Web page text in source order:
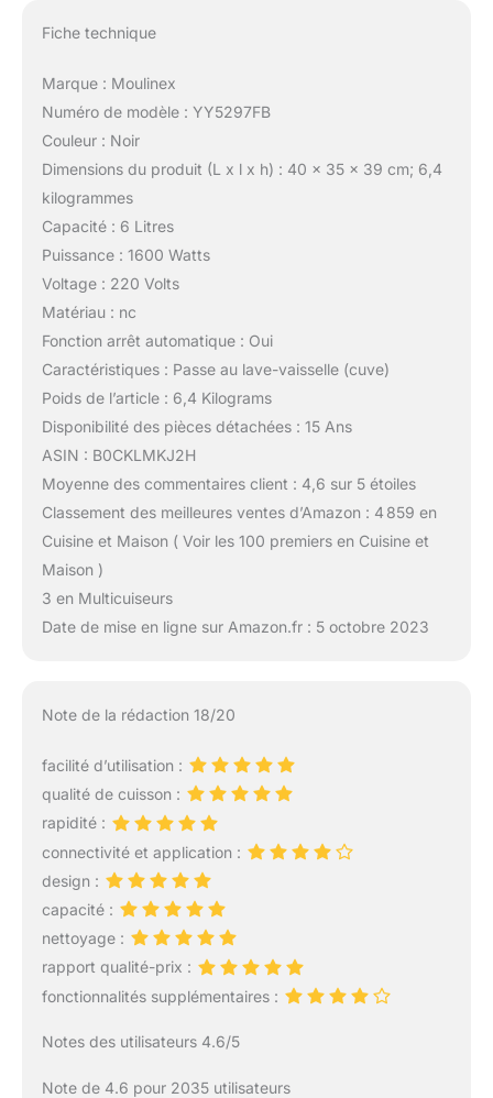
Fiche technique
Marque : Moulinex
Numéro de modèle : YY5297FB
Couleur : Noir
Dimensions du produit (L x l x h) : 40 x 35 x 39 cm; 6,4
kilogrammes
Capacité : 6 Litres
Puissance : 1600 Watts
Voltage : 220 Volts
Matériau : nc
Fonction arrêt automatique : Oui
Caractéristiques : Passe au lave-vaisselle (cuve)
Poids de l’article : 6,4 Kilograms
Disponibilité des pièces détachées : 15 Ans
ASIN : B0CKLMKJ2H
Moyenne des commentaires client : 4,6 sur 5 étoiles
Classement des meilleures ventes d’Amazon : 4 859 en
Cuisine et Maison ( Voir les 100 premiers en Cuisine et
Maison )
3 en Multicuiseurs
Date de mise en ligne sur Amazon.fr : 5 octobre 2023
Note de la rédaction 18/20
facilité d’utilisation :
qualité de cuisson :
rapidité :
connectivité et application :
design :
capacité :
nettoyage :
rapport qualité-prix :
fonctionnalités supplémentaires :
Notes des utilisateurs 4.6/5
Note de 4.6 pour 2035 utilisateurs